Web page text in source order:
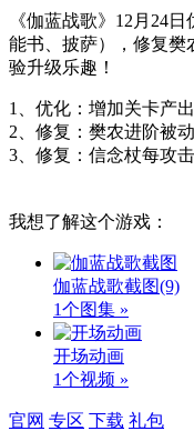
《伽蓝战歌》12月24
能书、披萨），修复樊
验升级乐趣！
1、优化：增加关卡产
2、修复：樊农进阶被
3、修复：信念杖每攻
我想了解这个游戏：
伽蓝战歌截图(9)
1个图集 »
开场动画
1个视频 »
官网 专区 下载 礼包